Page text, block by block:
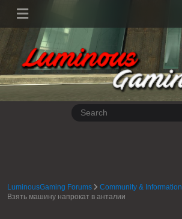
LuminousGaming Forums Community & Information
Взять машину напрокат в анталии